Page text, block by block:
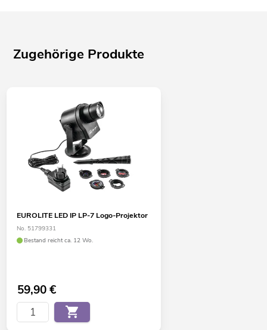
Zugehörige Produkte
EUROLITE LED IP LP-7 Logo-Projektor
No. 51799331
Bestand reicht ca. 12 Wo.
59,90€